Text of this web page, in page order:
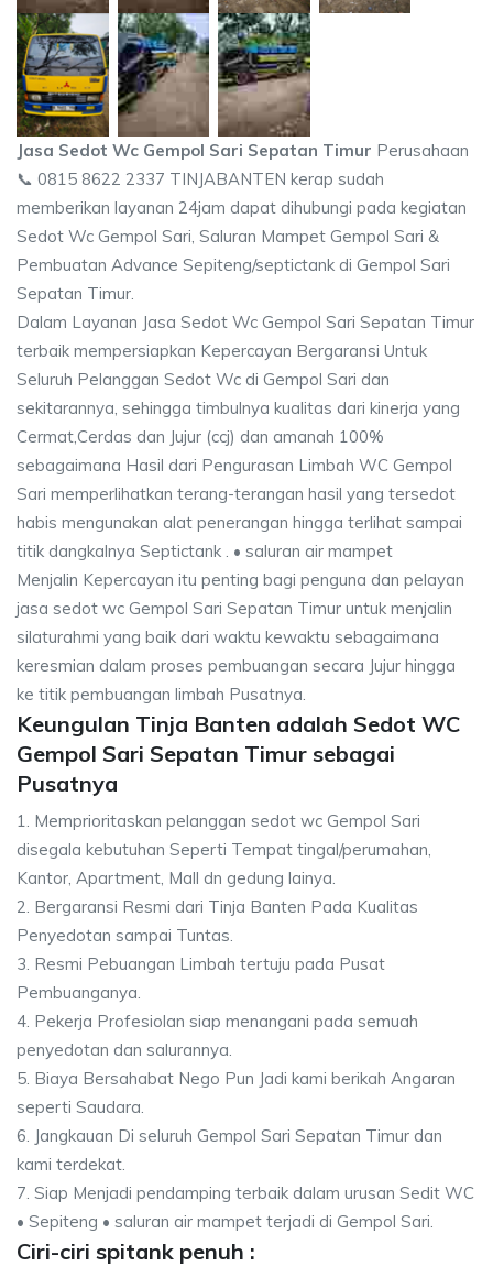
Jasa Sedot Wc Gempol Sari Sepatan Timur Perusahaan
📞 0815 8622 2337 TINJABANTEN kerap sudah
memberikan layanan 24jam dapat dihubungi pada kegiatan
Sedot Wc Gempol Sari, Saluran Mampet Gempol Sari &
Pembuatan Advance Sepiteng/septictank di Gempol Sari
Sepatan Timur.
Dalam Layanan Jasa Sedot Wc Gempol Sari Sepatan Timur
terbaik mempersiapkan Kepercayan Bergaransi Untuk
Seluruh Pelanggan Sedot Wc di Gempol Sari dan
sekitarannya, sehingga timbulnya kualitas dari kinerja yang
Cermat,Cerdas dan Jujur (ccj) dan amanah 100%
sebagaimana Hasil dari Pengurasan Limbah WC Gempol
Sari memperlihatkan terang-terangan hasil yang tersedot
habis mengunakan alat penerangan hingga terlihat sampai
titik dangkalnya Septictank . • saluran air mampet
Menjalin Kepercayan itu penting bagi penguna dan pelayan
jasa sedot wc Gempol Sari Sepatan Timur untuk menjalin
silaturahmi yang baik dari waktu kewaktu sebagaimana
keresmian dalam proses pembuangan secara Jujur hingga
ke titik pembuangan limbah Pusatnya.
Keungulan Tinja Banten adalah Sedot WC
Gempol Sari Sepatan Timur sebagai
Pusatnya
1. Memprioritaskan pelanggan sedot wc Gempol Sari
disegala kebutuhan Seperti Tempat tingal/perumahan,
Kantor, Apartment, Mall dn gedung lainya.
2. Bergaransi Resmi dari Tinja Banten Pada Kualitas
Penyedotan sampai Tuntas.
3. Resmi Pebuangan Limbah tertuju pada Pusat
Pembuanganya.
4. Pekerja Profesiolan siap menangani pada semuah
penyedotan dan salurannya.
5. Biaya Bersahabat Nego Pun Jadi kami berikah Angaran
seperti Saudara.
6. Jangkauan Di seluruh Gempol Sari Sepatan Timur dan
kami terdekat.
7. Siap Menjadi pendamping terbaik dalam urusan Sedit WC
• Sepiteng • saluran air mampet terjadi di Gempol Sari.
Ciri-ciri spitank penuh :